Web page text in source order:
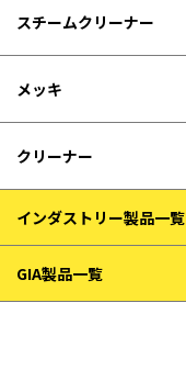
スチームクリーナー
メッキ
クリーナー
インダストリー製品一覧
GIA製品一覧